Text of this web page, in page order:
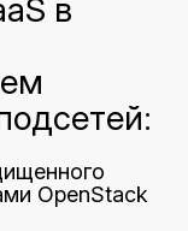
в
OpenStack